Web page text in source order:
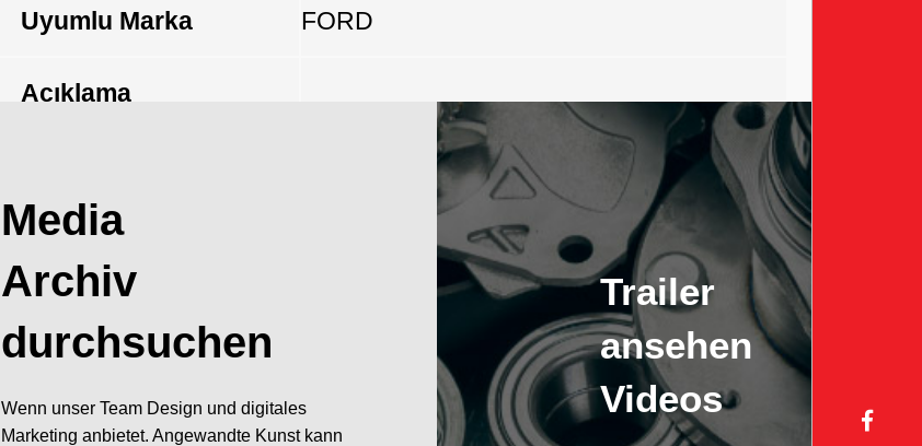
Uyumlu Marka FORD
Açıklama
Media
Archiv
durchsuchen
Wenn unser Team Design und digitales
Marketing anbietet. Angewandte Kunst kann
Trailer
ansehen
Videos